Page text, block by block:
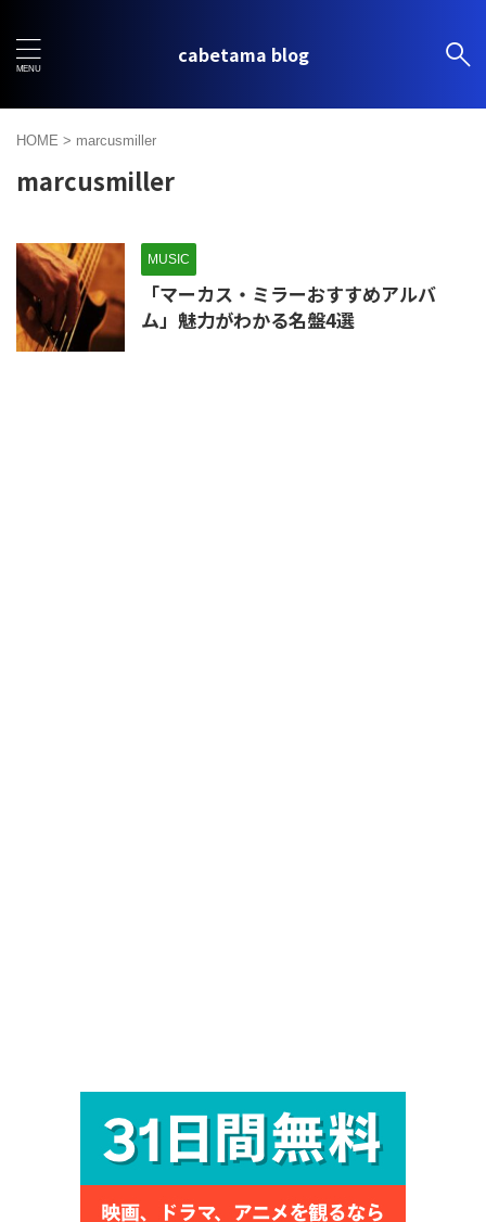
cabetama blog
HOME > marcusmiller
marcusmiller
MUSIC
「マーカス・ミラーおすすめアルバ
ム」魅力がわかる名盤4選